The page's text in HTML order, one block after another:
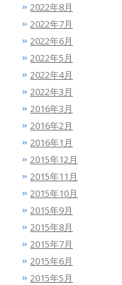
2022年8月
2022年7月
2022年6月
2022年5月
2022年4月
2022年3月
2016年3月
2016年2月
2016年1月
2015年12月
2015年11月
2015年10月
2015年9月
2015年8月
2015年7月
2015年6月
2015年5月